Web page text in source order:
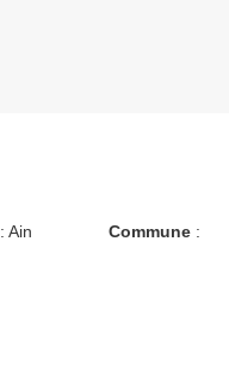
: Ain Commune :